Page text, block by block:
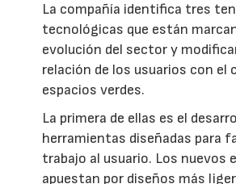
La compañía identifica tres
tecnológicas que están
evolución del sector y
relación de los usuarios con el
espacios verdes.
La primera de ellas es el
herramientas diseñadas para
trabajo al usuario. Los nuevos
apuestan por diseños más